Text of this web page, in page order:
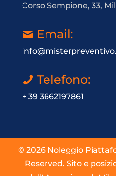
Corso Sempione, 33,
Email:
Telefono:
+ 39 3662197861
© 2026 Noleggio
Reserved. Sito e